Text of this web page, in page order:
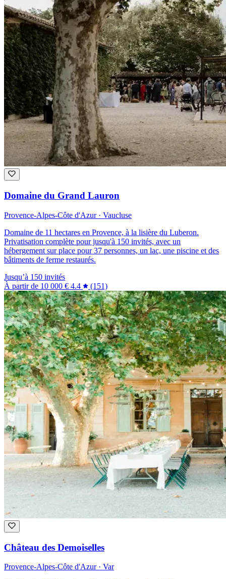
Domaine du Grand Lauron
Provence-Alpes-Côte d'Azur · Vaucluse
Domaine de 11 hectares en Provence, à la lisière du Luberon.
Privatisation complète pour jusqu'à 150 invités, avec un
hébergement sur place pour 37 personnes, un lac, une piscine et des
bâtiments de ferme restaurés.
Jusqu’à 150 invités
À partir de 10 000 € 4.4 (151)
Château des Demoiselles
Provence-Alpes-Côte d'Azur · Var